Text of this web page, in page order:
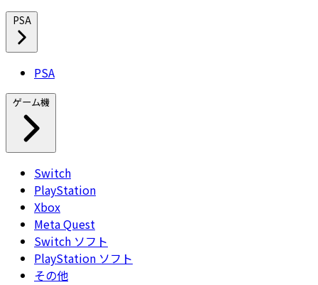
PSA
PSA
ゲーム機
Switch
PlayStation
Xbox
Meta Quest
Switch ソフト
PlayStation ソフト
その他